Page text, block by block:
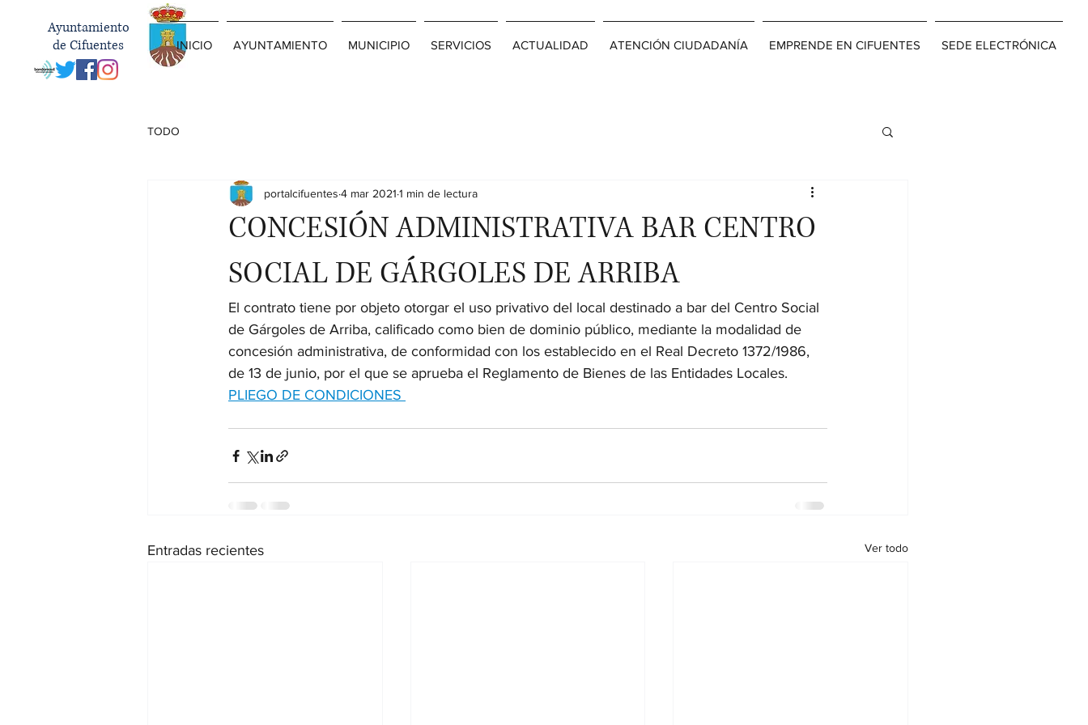
Ayuntamiento
de Cifuentes
INICIO AYUNTAMIENTO MUNICIPIO SERVICIOS ACTUALIDAD ATENCIÓN CIUDADANÍA EMPRENDE EN CIFUENTES SEDE ELECTRÓNICA
TODO
CONCESIÓN ADMINISTRATIVA BAR CENTRO
SOCIAL DE GÁRGOLES DE ARRIBA
portalcifuentes 4 mar 2021 1 min de lectura
El contrato tiene por objeto otorgar el uso privativo del local destinado a bar del Centro Social
de Gárgoles de Arriba, calificado como bien de dominio público, mediante la modalidad de
concesión administrativa, de conformidad con los establecido en el Real Decreto 1372/1986,
de 13 de junio, por el que se aprueba el Reglamento de Bienes de las Entidades Locales.
PLIEGO DE CONDICIONES
Entradas recientes Ver todo